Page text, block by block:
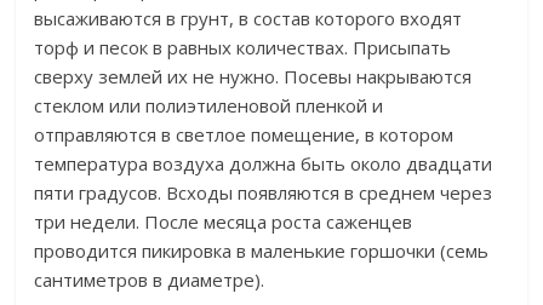
высаживаются в грунт, в состав которого входят
торф и песок в равных количествах. Присыпать
сверху землей их не нужно. Посевы накрываются
стеклом или полиэтиленовой пленкой и
отправляются в светлое помещение, в котором
температура воздуха должна быть около двадцати
пяти градусов. Всходы появляются в среднем через
три недели. После месяца роста саженцев
проводится пикировка в маленькие горшочки (семь
сантиметров в диаметре).